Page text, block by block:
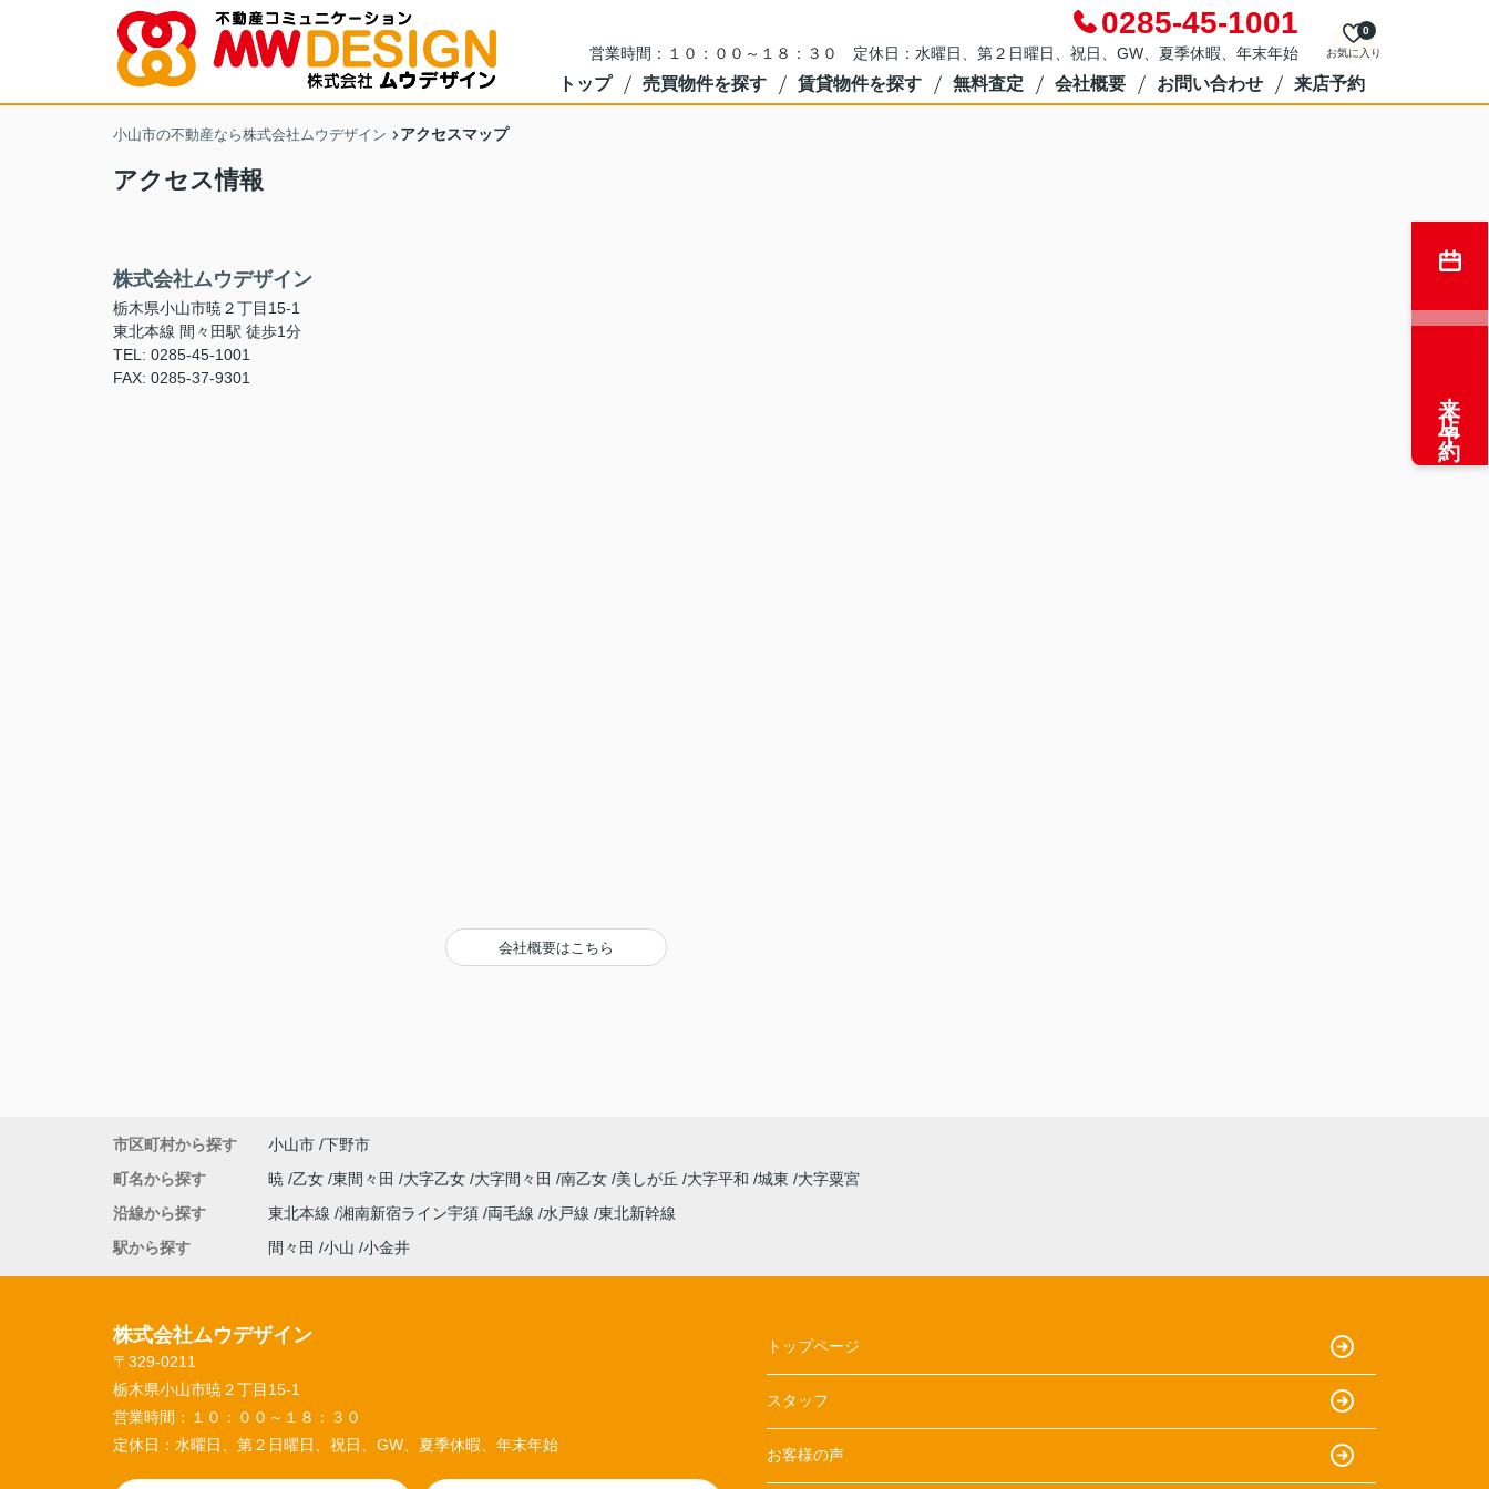
0285-45-1001
営業時間：１０：００～１８：３０ 定休日：水曜日、第２日曜日、祝日、GW、夏季休暇、年末年始 お気に入り
0
トップ 売買物件を探す 賃貸物件を探す 無料査定 会社概要 お問い合わせ 来店予約
小山市の不動産なら株式会社ムウデザイン アクセスマップ
アクセス情報
株式会社ムウデザイン
栃木県小山市暁２丁目15-1
東北本線 間々田駅 徒歩1分
TEL: 0285-45-1001
FAX: 0285-37-9301
会社概要はこちら
来店予約
市区町村から探す 小山市 下野市
町名から探す
暁 乙女 東間々田 大字乙女 大字間々田 南乙女 美しが丘 大字平和 城東
大字粟宮
沿線から探す
東北本線 湘南新宿ライン宇須 両毛線 水戸線 東北新幹線
駅から探す
間々田 小山 小金井
株式会社ムウデザイン
〒329-0211
栃木県小山市暁２丁目15-1
営業時間： １０：００～１８：３０
定休日： 水曜日、第２日曜日、祝日、GW、夏季休暇、年末年始
トップページ
スタッフ
お客様の声